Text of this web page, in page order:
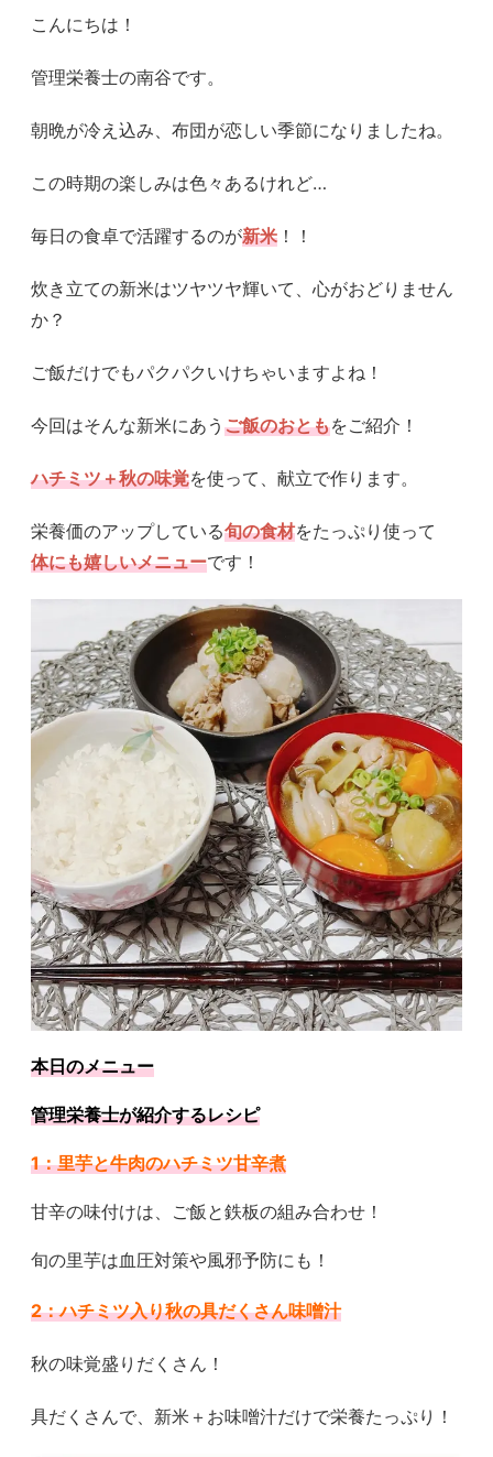
こんにちは！
管理栄養士の南谷です。
朝晩が冷え込み、布団が恋しい季節になりましたね。
この時期の楽しみは色々あるけれど…
毎日の食卓で活躍するのが新米 ！！
炊き立ての新米はツヤツヤ輝いて、心がおどりません
か？
ご飯だけでもパクパクいけちゃいますよね！
今回はそんな新米にあう ご飯のおともをご紹介！
ハチミツ＋秋の味覚を使って、献立で作ります。
栄養価のアップしている旬の食材をたっぷり使って
体にも嬉しいメニューです！
本日のメニュー
管理栄養士が紹介するレシピ
1：里芋と牛肉のハチミツ甘辛煮
甘辛の味付けは、ご飯と鉄板の組み合わせ！
旬の里芋は血圧対策や風邪予防にも！
2：ハチミツ入り秋の具だくさん味噌汁
秋の味覚盛りだくさん！
具だくさんで、新米＋お味噌汁だけで栄養たっぷり！